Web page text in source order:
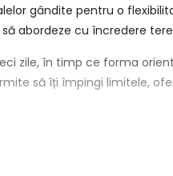
gândite pentru o
abordeze cu încredere
zile, în timp ce forma
să îți împingi limitele,
un fit cat mai bun